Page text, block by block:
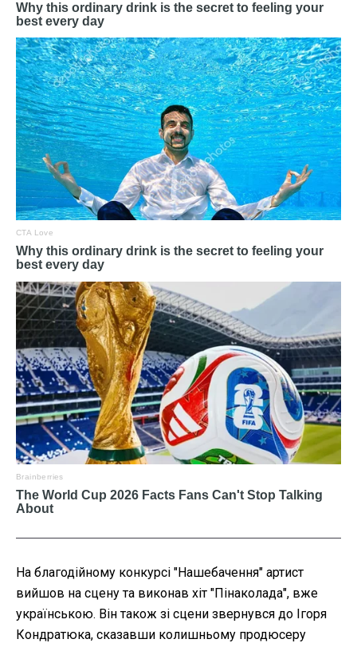
На благодійному конкурсі "Нашебачення" артист
вийшов на сцену та виконав хіт "Пінаколада", вже
українською. Він також зі сцени звернувся до Ігоря
Кондратюка, сказавши колишньому продюсеру